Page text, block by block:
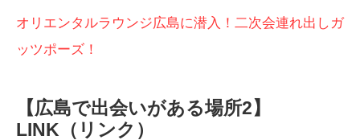
オリエンタルラウンジ広島に潜入！二次会連れ出しガ
ッツポーズ！
【広島で出会いがある場所2】
LINK（リンク）